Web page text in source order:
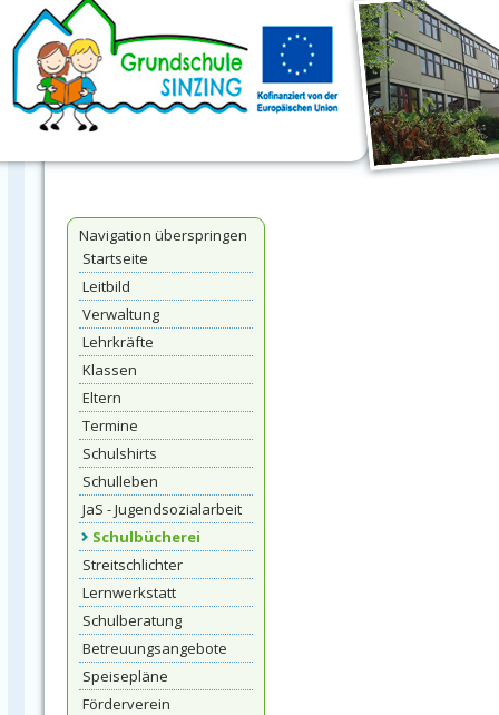
Navigation überspringen
Startseite
Leitbild
Verwaltung
Lehrkräfte
Klassen
Eltern
Termine
Schulshirts
Schulleben
JaS - Jugendsozialarbeit
Schulbücherei
Streitschlichter
Lernwerkstatt
Schulberatung
Betreuungsangebote
Speisepläne
Förderverein